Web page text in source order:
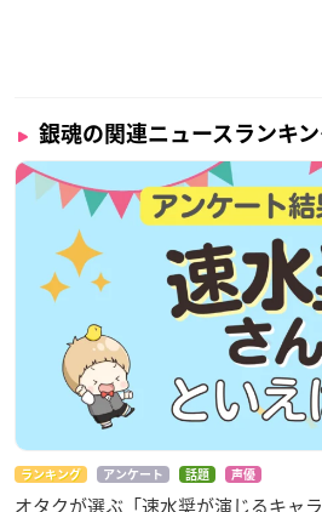
銀魂の関連ニュースランキン
ランキング アンケート 話題 声優
オタクが選ぶ「速水奨が演じるキャ